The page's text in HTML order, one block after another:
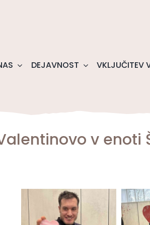
DEJAVNOST VKLJUČITEV
v enoti